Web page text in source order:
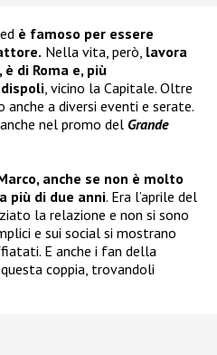
ed è famoso per essere
Nella vita, però, lavora
è di Roma e, più
, vicino la Capitale. Oltre
a diversi eventi e serate.
nel promo del Grande
anche se non è molto
più di due anni. Era l’aprile del
la relazione e non si sono
e sui social si mostrano
E anche i fan della
coppia, trovandoli